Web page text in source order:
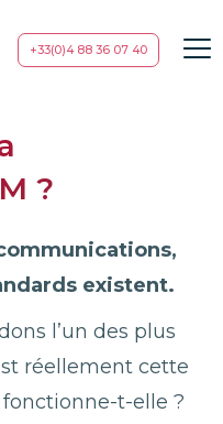
+33(0)4 88 36 07 40
?
existent.
l’un des plus
réellement cette
t-elle ?